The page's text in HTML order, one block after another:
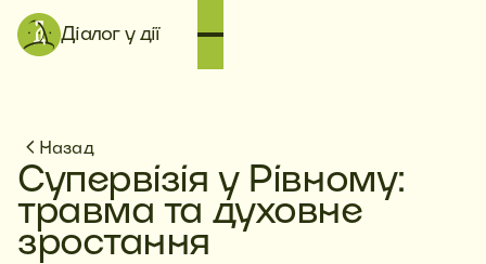
Діалог у дії
Назад
Супервізія у Рівному:
травма та духовне
зростання